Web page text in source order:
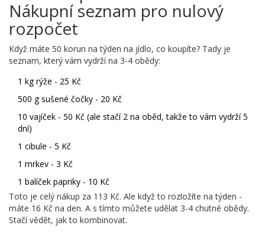
Nákupní seznam pro nulový
rozpočet
Když máte 50 korun na týden na jídlo, co koupíte? Tady je
seznam, který vám vydrží na 3-4 obědy:
1 kg rýže - 25 Kč
500 g sušené čočky - 20 Kč
10 vajíček - 50 Kč (ale stačí 2 na oběd, takže to vám vydrží 5
dní)
1 cibule - 5 Kč
1 mrkev - 3 Kč
1 balíček papriky - 10 Kč
Toto je celý nákup za 113 Kč. Ale když to rozložíte na týden -
máte 16 Kč na den. A s tímto můžete udělat 3-4 chutné obědy.
Stačí vědět, jak to kombinovat.